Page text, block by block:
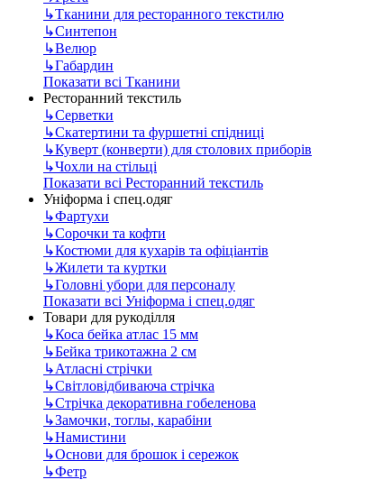
↳Тканини для ресторанного текстилю
↳Синтепон
↳Велюр
↳Габардин
Показати всі Тканини
Ресторанний текстиль
↳Серветки
↳Скатертини та фуршетні спідниці
↳Куверт (конверти) для столових приборів
↳Чохли на стільці
Показати всі Ресторанний текстиль
Уніформа і спец.одяг
↳Фартухи
↳Сорочки та кофти
↳Костюми для кухарів та офіціантів
↳Жилети та куртки
↳Головні убори для персоналу
Показати всі Уніформа і спец.одяг
Товари для рукоділля
↳Коса бейка атлас 15 мм
↳Бейка трикотажна 2 см
↳Атласні стрічки
↳Світловідбиваюча стрічка
↳Стрічка декоративна гобеленова
↳Замочки, тоглы, карабіни
↳Намистини
↳Основи для брошок і сережок
↳Фетр